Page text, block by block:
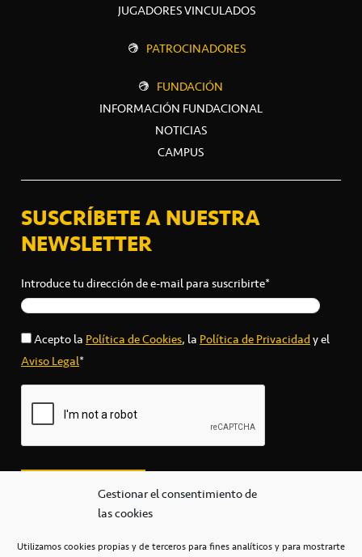
Gestionar el consentimiento de
las cookies
Utilizamos cookies propias y de terceros para fines analíticos y para mostrarte
JUGADORES VINCULADOS
PATROCINADORES
FUNDACIÓN
INFORMACIÓN FUNDACIONAL
NOTICIAS
CAMPUS
SUSCRÍBETE A NUESTRA
NEWSLETTER
Introduce tu dirección de e-mail para suscribirte*
Acepto laPolítica de Cookies, laPolítica de Privacidady el
Aviso Legal*